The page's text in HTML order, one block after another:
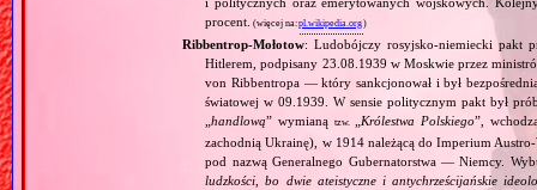
procent. (więcej na:pl.wikipedia.org)
Ribbentrop‐Mołotow: Ludobójczy rosyjsko‐niemiecki pakt
Hitlerem, podpisany 23.08.1939 w Moskwie przez
von Ribbentropa — który sankcjonował i był
światowej w 09.1939. W sensie politycznym pakt był
„handlową” wymianą tzw. Królestwa Polskiego”,
zachodnią Ukrainę), w 1914 należącą do Imperium
pod nazwą Generalnego Gubernatorstwa — Niemcy.
ludzkości, bo dwie ateistyczne i antychrześcijańskie